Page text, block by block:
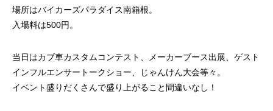
場所はバイカーズパラダイス南箱根。
入場料は500円。
当日はカブ車カスタムコンテスト、メーカーブース出展、ゲスト
インフルエンサートークショー、じゃんけん大会等々。
イベント盛りだくさんで盛り上がること間違いなし！